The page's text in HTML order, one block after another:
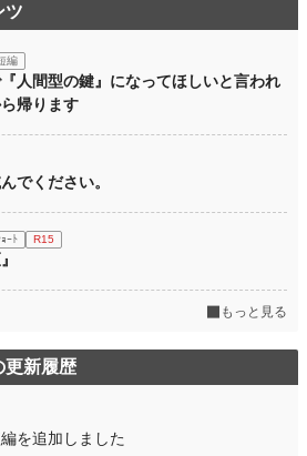
ツ
編
人間型の鍵』になってほしいと言われ
帰ります
でください。
ｰﾄ R15
もっと見る
更新履歴
を追加しました